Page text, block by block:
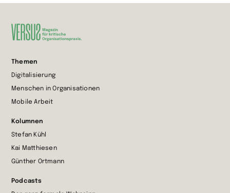
Startseite
Themen
Digitalisierung
Menschen in Organisationen
Mobile Arbeit
Kolumnen
Stefan Kühl
Kai Matthiesen
Günther Ortmann
Podcasts